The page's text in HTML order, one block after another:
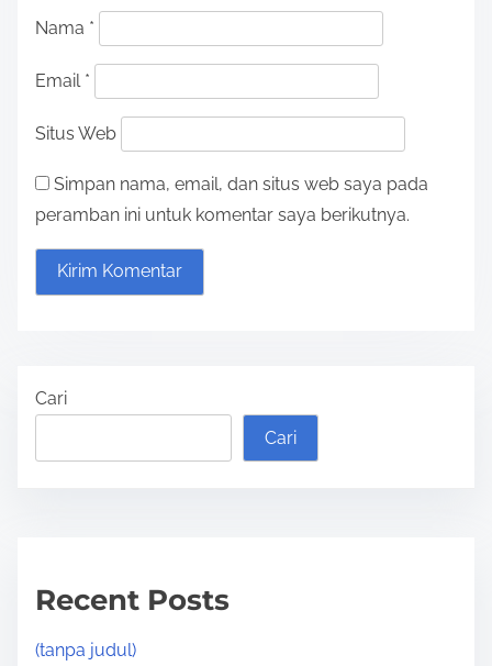
Nama *
Email *
Situs Web
Simpan nama, email, dan situs web saya pada
peramban ini untuk komentar saya berikutnya.
Cari
Cari
Recent Posts
(tanpa judul)